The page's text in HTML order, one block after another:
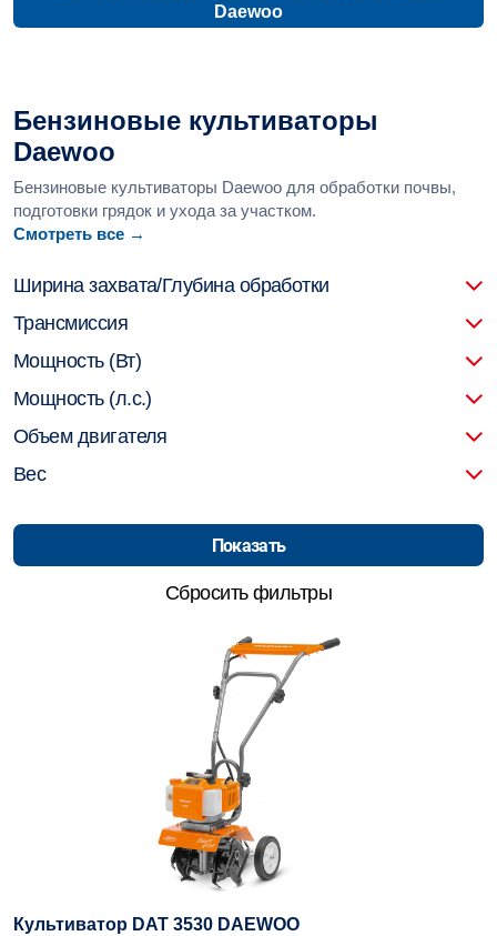
Daewoo
Бензиновые культиваторы
Daewoo
Бензиновые культиваторы Daewoo для обработки почвы,
подготовки грядок и ухода за участком.
Смотреть все →
Ширина захвата/Глубина обработки
Трансмиссия
Мощность (Вт)
Мощность (л.с.)
Объем двигателя
Вес
Культиватор DAT 3530 DAEWOO